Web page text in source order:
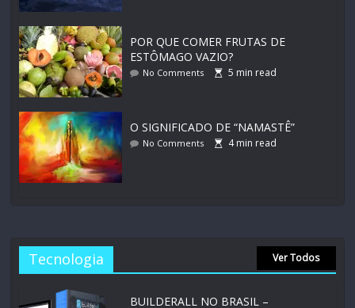
POR QUE COMER FRUTAS DE
ESTÔMAGO VAZIO?
No Comments 5 min read
O SIGNIFICADO DE “NAMASTÊ”
No Comments 4min read
Tecnologia Ver Todos
BUILDERALL NO BRASIL –